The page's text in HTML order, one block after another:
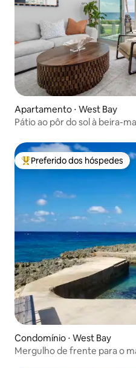
Apartamento ⋅ West Bay
Pátio ao pôr do sol à beira-
Entre os melhores preferidos
Preferido dos hóspedes
Condomínio ⋅ West Bay
Mergulho de frente para o